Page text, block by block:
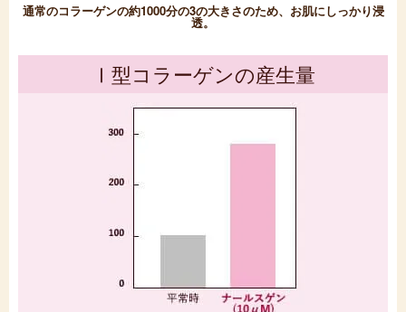
通常のコラーゲンの約1000分の3の大きさのため、 お肌にしっかり浸
透。
Ⅰ型コラーゲンの産生量